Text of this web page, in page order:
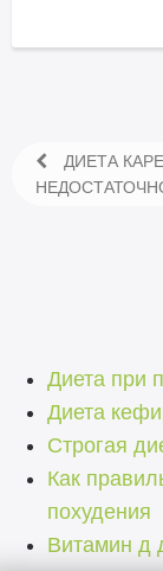
ДИЕТА
Диета при
Диета
Строгая
Как
похудения
Витамин д